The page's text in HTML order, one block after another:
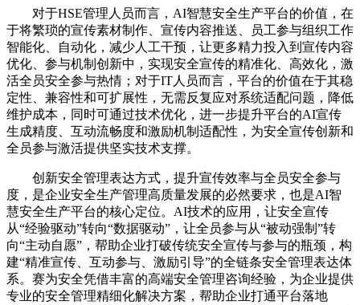
对于HSE管理人员而言，AI智慧安全生产平台的价值，在
于将繁琐的宣传素材制作、宣传内容推送、员工参与组织工作
智能化、自动化，减少人工干预，让更多精力投入到宣传内容
优化、参与机制创新中，实现安全宣传的精准化、高效化，激
活全员安全参与热情；对于IT人员而言，平台的价值在于其稳
定性、兼容性和可扩展性，无需反复应对系统适配问题，降低
维护成本，同时可通过技术优化，进一步提升平台的AI宣传
生成精度、互动流畅度和激励机制适配性，为安全宣传创新和
全员参与激活提供坚实技术支撑。
创新安全管理表达方式，提升宣传效率与全员安全参与
度，是企业安全生产管理高质量发展的必然要求，也是AI智
慧安全生产平台的核心定位。AI技术的应用，让安全宣传
从“经验驱动”转向“数据驱动”，让全员参与从“被动强制”转
向“主动自愿”，帮助企业打破传统安全宣传与参与的瓶颈，构
建“精准宣传、互动参与、激励引导”的全链条安全管理表达体
系。赛为安全凭借丰富的高端安全管理咨询经验，为企业提供
专业的安全管理精细化解决方案，帮助企业打通平台落地